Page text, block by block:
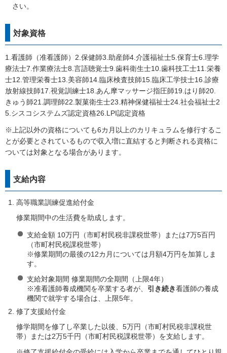
さい。
対象資格
1.看護師（准看護師）2.保健師3.助産師4.介護福祉士5.保育士6.理学
療法士7.作業療法士8.言語聴覚士9.歯科衛生士10.歯科技工士11.栄養
士12.管理栄養士13.美容師14.臨床検査技師15.臨床工学技士16.診療
放射線技師17.視覚訓練士18.あん摩マッサージ指圧師19.はり師20.
きゅう師21.調理師22.製菓衛生士23.精神保健福祉士24.社会福祉士2
5.シスコシステムズ認定資格26.LPI認定資格
※上記以外の資格についても6カ月以上のカリキュラムを修行するこ
とが必要とされているもので収入増に直結すると判断される資格に
ついては対象となる場合があります。
支給内容
高等職業訓練促進給付金
修業期間中の生活費を助成します。
支給金額 10万円（市町村民税非課税世帯）または7万5百円
（市町村民税課税世帯）
※修業期間の最後の12カ月については月額4万円を加算しま
す。
支給対象期間 修業期間の全期間（上限4年）
※准看護師養成機関を卒業する者が、 引き続き看護師の養成
機関で就学する場合は、上限5年。
修了支援給付金
修学期間を修了し卒業した以後、5万円（市町村民税非課税世
帯）または2万5千円（市町村民税課税世帯）を支給します。